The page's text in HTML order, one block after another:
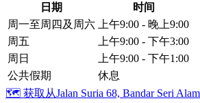
日期
时间
周一至周四及周六
上午9:00 - 晚上9:00
周五
上午9:00 - 下午3:00
周日
上午9:00 - 下午1:00
公共假期
休息
🗺️ 获取从Jalan Suria 68, Bandar Seri